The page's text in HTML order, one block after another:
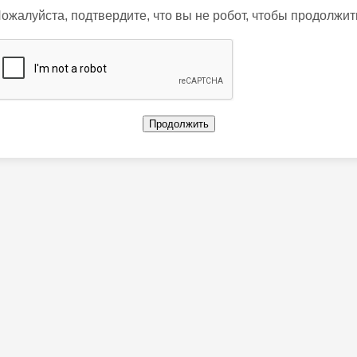
подтвердите, что вы не робот, чтобы
Продолжить